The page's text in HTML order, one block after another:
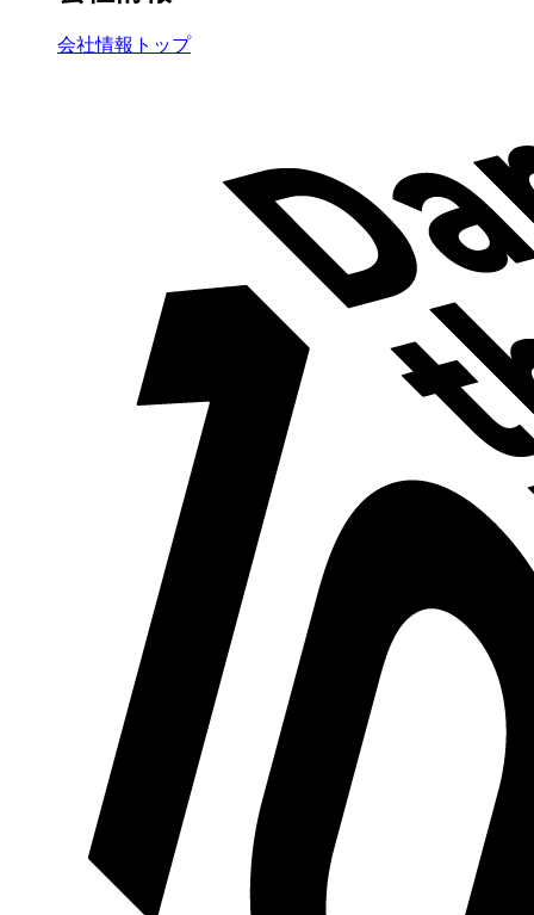
会社情報トップ